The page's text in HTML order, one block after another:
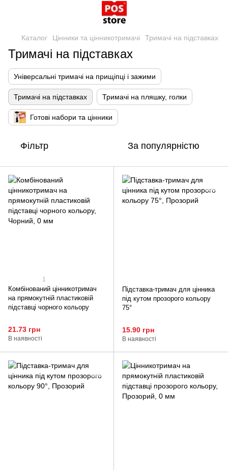
Каталог Цінники та цінникотримачі Тримачі на підставках
Тримачі на підставках
Універсальні тримачі на прищіпці і зажими
Тримачі на підставках Тримачі на пляшку, голки
Готові набори та цінники
Фільтр За популярністю
1
Комбінований цінникотримач
на прямокутній пластиковій
підставці чорного кольору
21.73 грн
В наявності
Підставка-тримач для цінника
під кутом прозорого кольору
75°
15.90 грн
В наявності